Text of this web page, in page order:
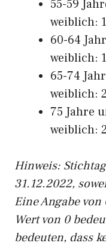
55-59
weiblich:
60-64
weiblich:
65-74
weiblich:
75 Jahre
weiblich:
Hinweis:
31.12.2022,
Eine Angabe
Wert von 0
bedeuten, dass